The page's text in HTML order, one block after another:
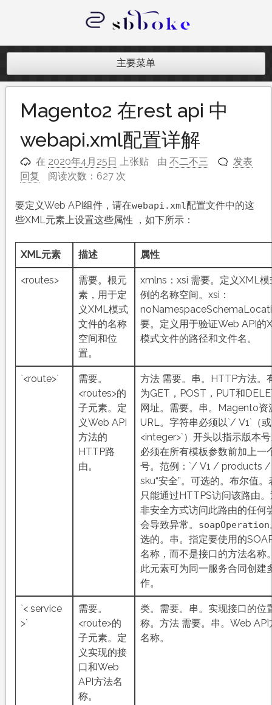
内
记录跨境电商独立站开发遇到的点点
主要菜单
Magento2 在rest api 中
webapi.xml配置详解
在 2020年4月25日 上张贴 由 不二不三
发表
回复
阅读次数：627 次
要定义Web API组件，请在webapi.xml配置文件中的这
些XML元素上设置这些属性 ，如下所示：
XML元素 描述 属性
<routes>
需要。根元
素，用于定
义XML模式
文件的名称
空间和位
置。
xmlns：xsi 需要。定义XML模
例的名称空间。xsi：
要。定义用于验证Web API的
模式文件的路径和文件名。
`<route>`
需要。
<routes>的
子元素。定
义Web API
方法的
HTTP路
由。
方法 需要。串。HTTP方法。
为GET，POST，PUT和
网址。需要。串。Magento资
URL。字符串必须以`/ V1`（
<integer>`）开头以指示版本
必须在所有模板参数前加上一
号。范例：`/ V1 / products /
sku“安全”。可选的。布尔值。
只能通过HTTPS访问该路由
非安全方式访问此路由的任何
会导致异常。 soapOperation
选的。串。指定要使用的
名称，而不是接口的方法名称
此元素可为同一服务合同创建
作。
`< service
>`
需要。
<route>的
子元素。定
义实现的接
口和Web
API方法名
称。
类。需要。串。实现接口的位
称。方法 需要。串。Web API
名称。